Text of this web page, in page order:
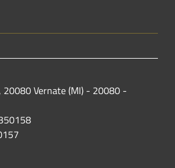
20080 Vernate (MI) - 20080 -